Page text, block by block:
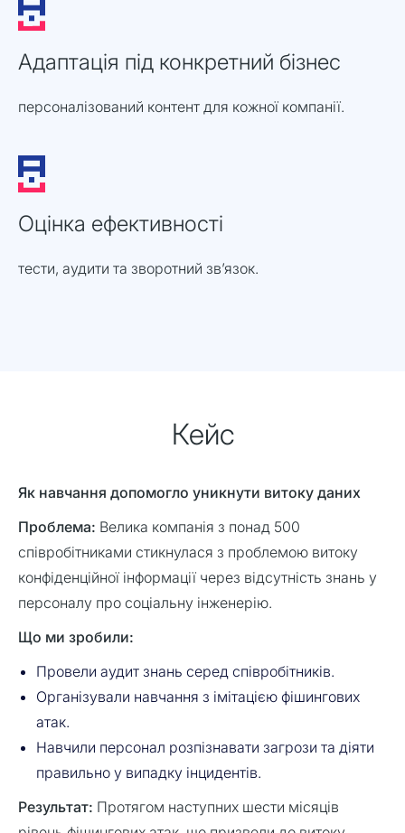
Адаптація під конкретний бізнес
персоналізований контент для кожної компанії.
Оцінка ефективності
тести, аудити та зворотний зв’язок.
Кейc
Як навчання допомогло уникнути витоку даних
Проблема: Велика компанія з понад 500
співробітниками стикнулася з проблемою витоку
конфіденційної інформації через відсутність знань у
персоналу про соціальну інженерію.
Що ми зробили:
Провели аудит знань серед співробітників.
Організували навчання з імітацією фішингових
атак.
Навчили персонал розпізнавати загрози та діяти
правильно у випадку інцидентів.
Результат: Протягом наступних шести місяців